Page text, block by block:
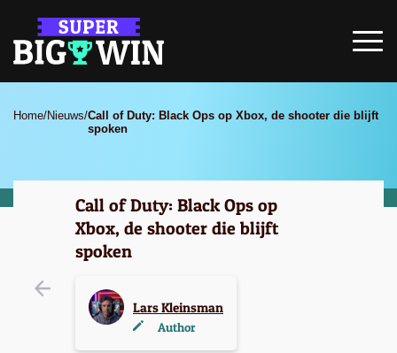
Home/Nieuws/Call of Duty: Black Ops op Xbox, de shooter die blijft
spoken
Call of Duty: Black Ops op
Xbox, de shooter die blijft
spoken
Lars Kleinsman
Author